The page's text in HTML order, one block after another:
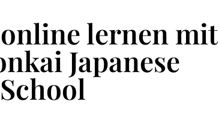
lernen mit
Japanese